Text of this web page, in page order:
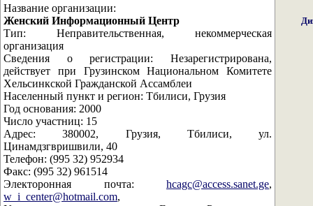
Название организации:
Женский Информационный Центр
Тип: Неправительственная, некоммерческая
организация
Сведения о регистрации: Незарегистрирована,
действует при Грузинском Национальном Комитете
Хельсинкской Гражданской Ассамблеи
Населенный пункт и регион: Тбилиси, Грузия
Год основания: 2000
Число участниц: 15
Адрес: 380002, Грузия, Тбилиси, ул.
Цинамдзгвришвили, 40
Телефон: (995 32) 952934
Факс: (995 32) 961514
Электоронная почта: hcagc@access.sanet.ge,
w_i_center@hotmail.com,